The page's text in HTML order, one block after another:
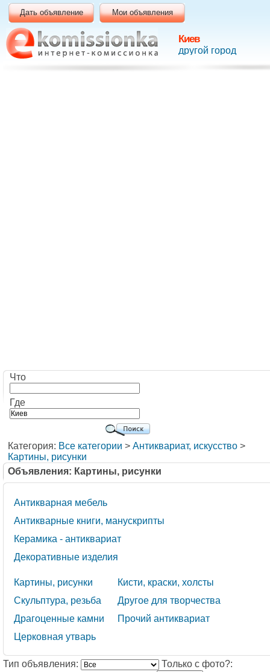
Киев
другой город
Дать объявление Мои объявления
Что
Где
Категория: Все категории > Антиквариат, искусство >
Картины, рисунки
Объявления: Картины, рисунки
Антикварная мебель
Антикварные книги, манускрипты
Керамика - антиквариат
Декоративные изделия
Картины, рисунки
Скульптура, резьба
Драгоценные камни
Церковная утварь
Кисти, краски, холсты
Другое для творчества
Прочий антиквариат
Тип объявления:
Только с фото?: